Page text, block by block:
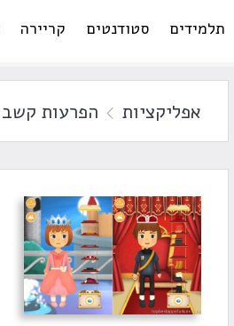
תלמידים סטודנטים קריירה
אפליקציות הפרעות קשב